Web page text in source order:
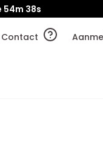
54m 38s
Contact